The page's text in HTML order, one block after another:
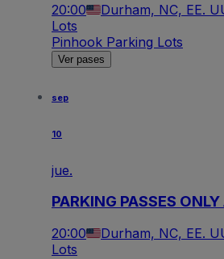
20:00 Durham, NC, EE.
Lots
Pinhook Parking Lots
Ver pases
sep
10
jue.
PARKING PASSES
20:00 Durham, NC, EE.
Lots